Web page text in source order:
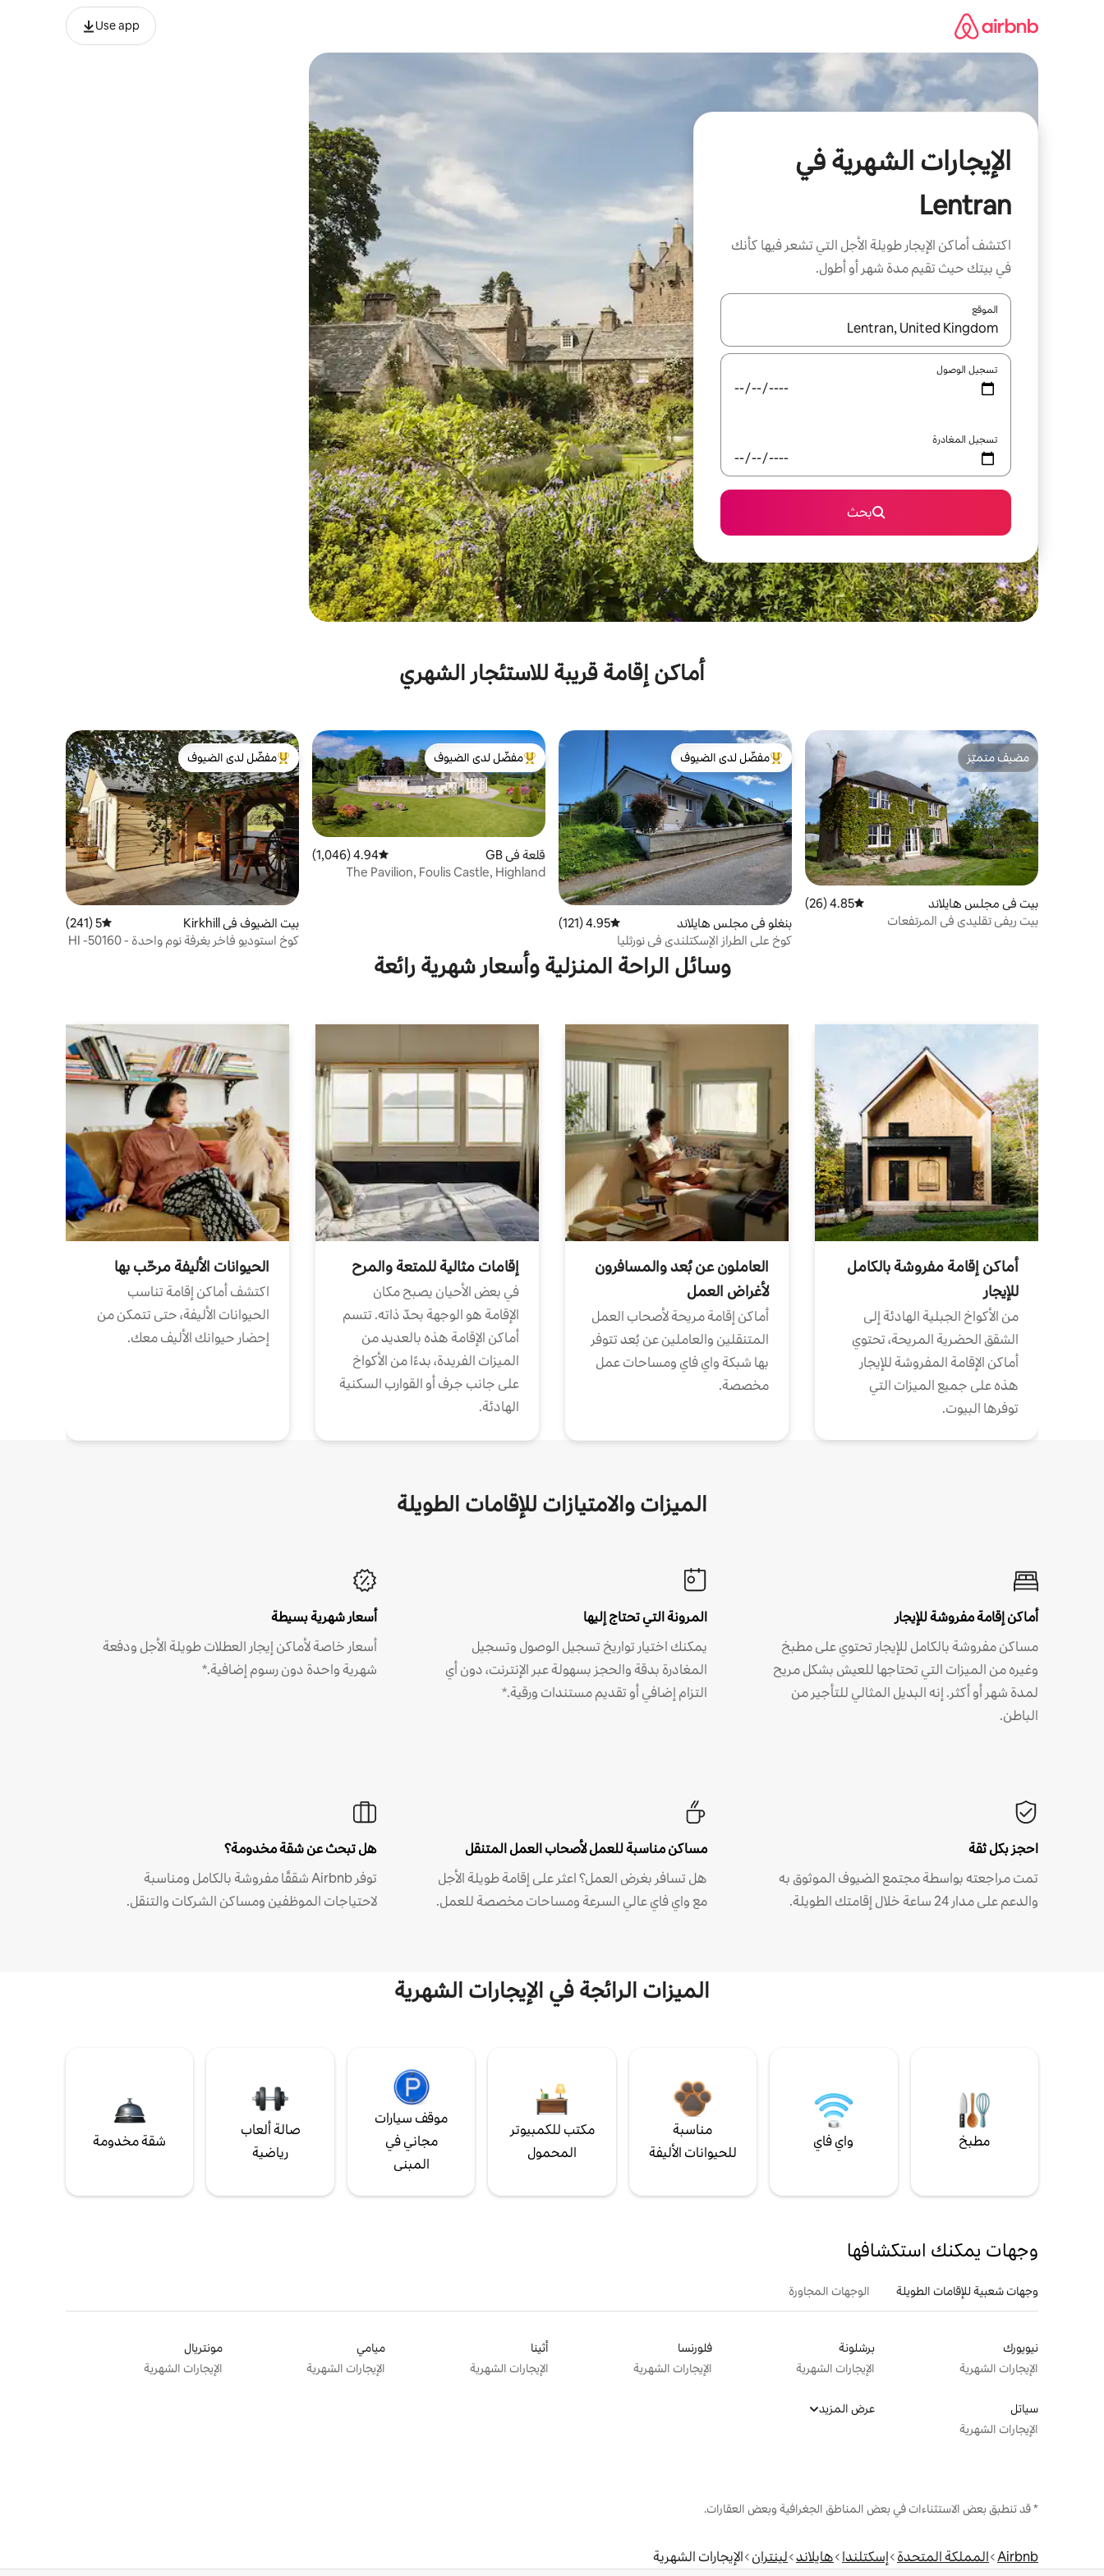
Use app
الإيجارات الشهرية في
Lentran
اكتشف أماكن الإيجار طويلة الأجل التي تشعر فيها كأنك
في بيتك حيث تقيم مدة شهر أو أطول.
الموقع
عند توفر النتائج، انتقل باستخدام السهمين لأعلى ولأسفل أو استكشف عن طريق اللمس أو السحب.
تسجيل الوصول
تسجيل المغادرة
بحث
أماكن إقامة قريبة للاستئجار الشهري
مضيف متميّز
مضيف متميّز
بيت في مجلس هايلاند متوسط التقييم 4.85 من 5، 26 مراجعات
4.85 (26)
بيت ريفي تقليدي في المرتفعات
من أبرز البيوت المفضّلة لدى الضيوف
مفضّل لدى الضيوف
بنغلو في مجلس هايلاند متوسط التقييم 4.95 من 5، 121 مراجعات
4.95 (121)
كوخ على الطراز الإسكتلندي في نورثليا
من أبرز البيوت المفضّلة لدى الضيوف
مفضّل لدى الضيوف
قلعة في GB متوسط التقييم 4.94 من 5، 1,046 مراجعات
4.94 (1,046)
The Pavilion, Foulis Castle, Highland
من أبرز البيوت المفضّلة لدى الضيوف
مفضّل لدى الضيوف
بيت الضيوف في Kirkhill متوسط التقييم 5 من 5، 241 مراجعات
5 (241)
كوخ استوديو فاخر بغرفة نوم واحدة HI -50160 -
وسائل الراحة المنزلية وأسعار شهرية رائعة
أماكن إقامة مفروشة بالكامل
للإيجار
من الأكواخ الجبلية الهادئة إلى
الشقق الحضرية المريحة، تحتوي
أماكن الإقامة المفروشة للإيجار
هذه على جميع الميزات التي
توفرها البيوت.
العاملون عن بُعد والمسافرون
لأغراض العمل
أماكن إقامة مريحة لأصحاب العمل
المتنقلين والعاملين عن بُعد تتوفر
بها شبكة واي فاي ومساحات عمل
مخصصة.
إقامات مثالية للمتعة والمرح
في بعض الأحيان يصبح مكان
الإقامة هو الوجهة بحدّ ذاته. تتسم
أماكن الإقامة هذه بالعديد من
الميزات الفريدة، بدءًا من الأكواخ
على جانب جرف أو القوارب السكنية
الهادئة.
الحيوانات الأليفة مرحّب بها
اكتشف أماكن إقامة تناسب
الحيوانات الأليفة، حتى تتمكن من
إحضار حيوانك الأليف معك.
الميزات والامتيازات للإقامات الطويلة
أماكن إقامة مفروشة للإيجار
مساكن مفروشة بالكامل للإيجار تحتوي على مطبخ
وغيره من الميزات التي تحتاجها للعيش بشكل مريح
لمدة شهر أو أكثر. إنه البديل المثالي للتأجير من
الباطن.
المرونة التي تحتاج إليها
يمكنك اختيار تواريخ تسجيل الوصول وتسجيل
المغادرة بدقة والحجز بسهولة عبر الإنترنت، دون أي
التزام إضافي أو تقديم مستندات ورقية.*
أسعار شهرية بسيطة
أسعار خاصة لأماكن إيجار العطلات طويلة الأجل ودفعة
شهرية واحدة دون رسوم إضافية.*
احجز بكل ثقة
تمت مراجعته بواسطة مجتمع الضيوف الموثوق به
والدعم على مدار 24 ساعة خلال إقامتك الطويلة.
مساكن مناسبة للعمل لأصحاب العمل المتنقل
هل تسافر بغرض العمل؟ اعثر على إقامة طويلة الأجل
مع واي فاي عالي السرعة ومساحات مخصصة للعمل.
هل تبحث عن شقة مخدومة؟
توفر Airbnb شققًا مفروشة بالكامل ومناسبة
لاحتياجات الموظفين ومساكن الشركات والتنقل.
الميزات الرائجة في الإيجارات الشهرية
مطبخ واي فاي
مناسبة
للحيوانات الأليفة
مكتب للكمبيوتر
المحمول
موقف سيارات
مجاني في
المبنى
صالة ألعاب
رياضية
شقة مخدومة
وجهات يمكنك استكشافها
وجهات شعبية للإقامات الطويلة الوجهات المجاورة
نيويورك
الإيجارات الشهرية
برشلونة
الإيجارات الشهرية
فلورنسا
الإيجارات الشهرية
أثينا
الإيجارات الشهرية
ميامي
الإيجارات الشهرية
مونتريال
الإيجارات الشهرية
سياتل
الإيجارات الشهرية
عرض المزيد
* قد تنطبق بعض الاستثناءات في بعض المناطق الجغرافية وبعض العقارات.
Airbnb المملكة المتحدة إسكتلندا هايلاند لينتران الإيجارات الشهرية